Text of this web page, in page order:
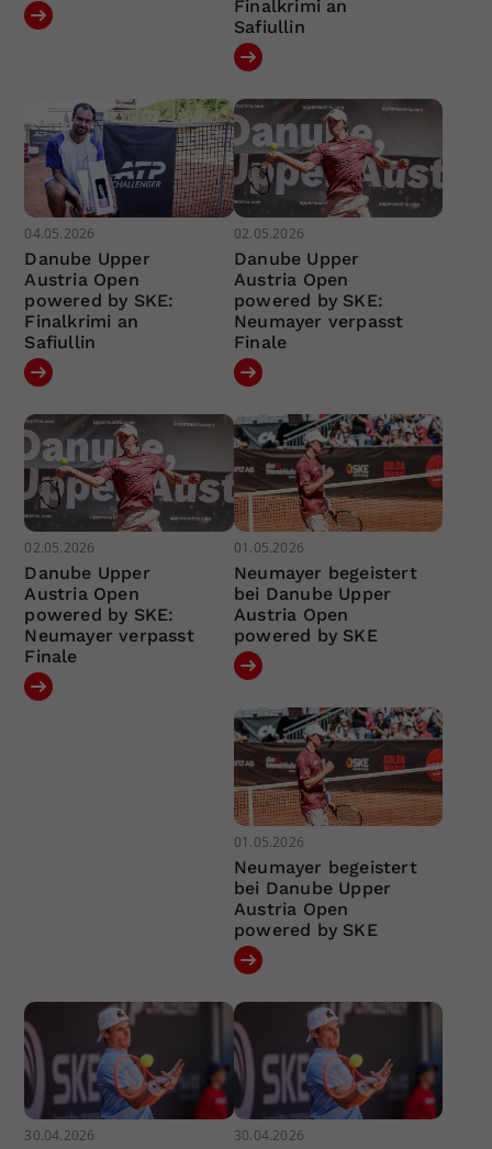
Finalkrimi an
Safiullin
04.05.2026
Danube Upper
Austria Open
powered by SKE:
Finalkrimi an
Safiullin
02.05.2026
Danube Upper
Austria Open
powered by SKE:
Neumayer verpasst
Finale
02.05.2026
Danube Upper
Austria Open
powered by SKE:
Neumayer verpasst
Finale
01.05.2026
Neumayer begeistert
bei Danube Upper
Austria Open
powered by SKE
01.05.2026
Neumayer begeistert
bei Danube Upper
Austria Open
powered by SKE
30.04.2026 30.04.2026